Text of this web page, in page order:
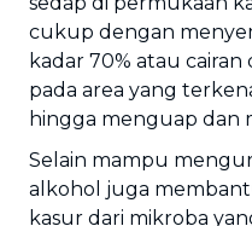
cukup dengan
kadar 70% atau
pada area yang
hingga menguap dan
Selain mampu
alkohol juga
kasur dari mikroba